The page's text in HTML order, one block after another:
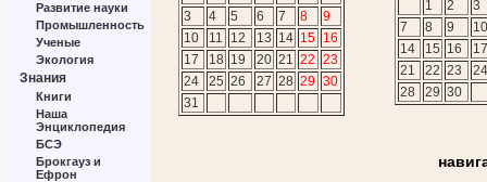
Развитие науки
Промышленность
Ученые
Экология
Знания
Книги
Наша
Энциклопедия
БСЭ
Брокгауз и
Ефрон
3
4 5 6 7 8
9
10
11 12 13 14 15 16
17
18 19 20 21 22 23
24
25 26 27 28 29 30
31
1
2
3
7
8 9
10
14
15 16
17
21
22 23
24
28
29 30